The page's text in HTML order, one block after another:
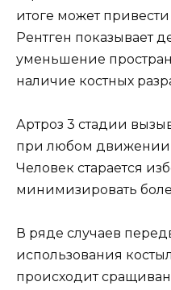
итоге может
Рентген показывает
уменьшение
наличие костных
Артроз 3 стадии
при любом движении,
Человек старается
минимизировать
В ряде случаев
использования
происходит